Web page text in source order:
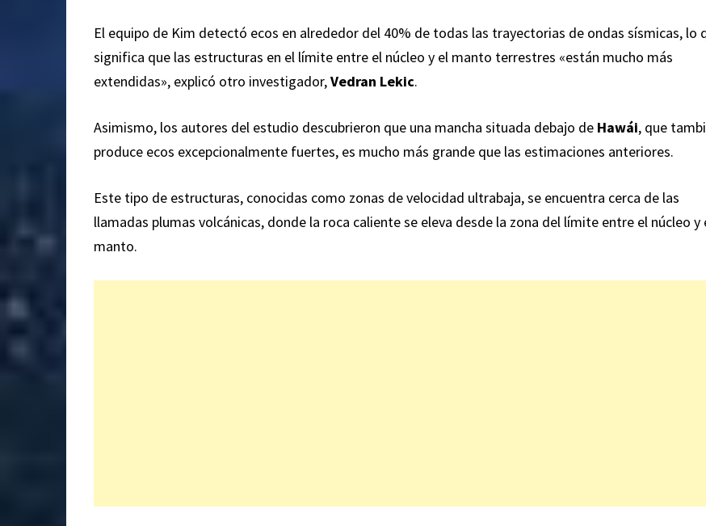
El equipo de Kim detectó ecos en alrededor del 40% de todas las trayectorias de ondas sísmicas, lo
significa que las estructuras en el límite entre el núcleo y el manto terrestres «están mucho más
extendidas», explicó otro investigador,Vedran Lekic.
Asimismo, los autores del estudio descubrieron que una mancha situada debajo de Hawái, que
produce ecos excepcionalmente fuertes, es mucho más grande que las estimaciones anteriores.
Este tipo de estructuras, conocidas como zonas de velocidad ultrabaja, se encuentra cerca de las
llamadas plumas volcánicas, donde la roca caliente se eleva desde la zona del límite entre el núcleo y
manto.